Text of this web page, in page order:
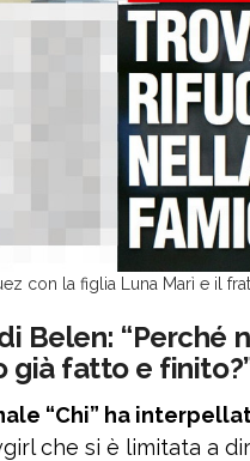
con la figlia Luna Marì e il
di Belen: “Perché
già fatto e
“Chi” ha
che si è limitata a